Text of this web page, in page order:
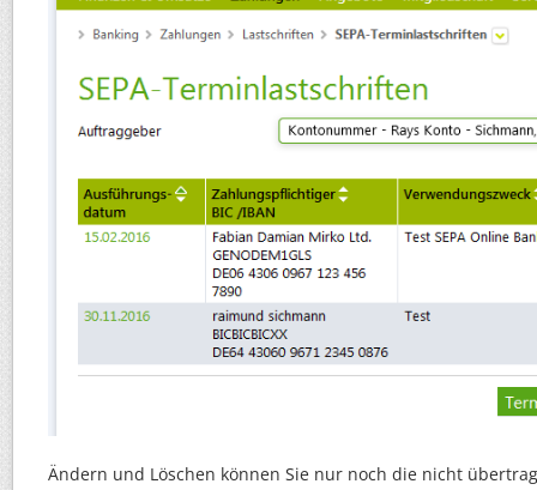
Ändern und Löschen können Sie nur noch die nicht